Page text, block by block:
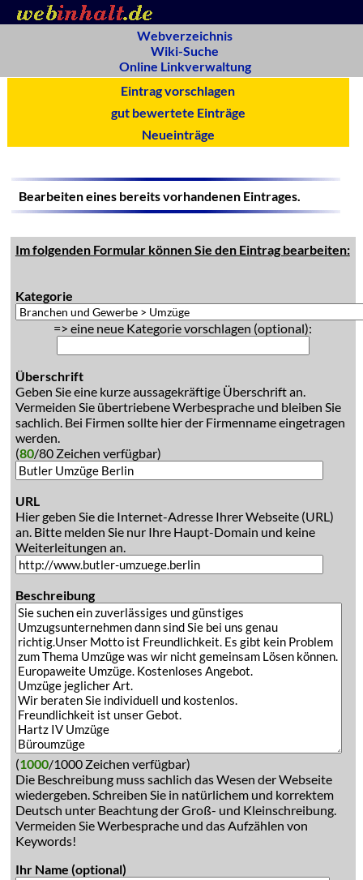
Webverzeichnis
Wiki-Suche
Online Linkverwaltung
Eintrag vorschlagen
gut bewertete Einträge
Neueinträge
Bearbeiten eines bereits vorhandenen Eintrages.
Im folgenden Formular können Sie den Eintrag bearbeiten:
Kategorie
=> eine neue Kategorie vorschlagen (optional):
Überschrift
Geben Sie eine kurze aussagekräftige Überschrift an.
Vermeiden Sie übertriebene Werbesprache und bleiben Sie
sachlich. Bei Firmen sollte hier der Firmenname eingetragen
werden.
(80/80 Zeichen verfügbar)
URL
Hier geben Sie die Internet-Adresse Ihrer Webseite (URL)
an. Bitte melden Sie nur Ihre Haupt-Domain und keine
Weiterleitungen an.
Beschreibung
(1000/1000 Zeichen verfügbar)
Die Beschreibung muss sachlich das Wesen der Webseite
wiedergeben. Schreiben Sie in natürlichem und korrektem
Deutsch unter Beachtung der Groß- und Kleinschreibung.
Vermeiden Sie Werbesprache und das Aufzählen von
Keywords!
Ihr Name (optional)